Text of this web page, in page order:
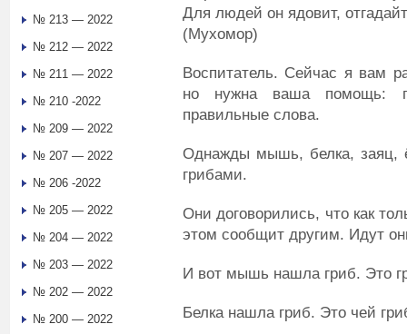
Для людей он ядовит,
(Мухомор)
Воспитатель. Сейчас я вам
но нужна ваша помощь:
правильные слова.
Однажды мышь, белка, заяц,
грибами.
Они договорились, что как
этом сообщит другим. Идут
И вот мышь нашла гриб. Это
Белка нашла гриб. Это чей
№ 213 — 2022
№ 212 — 2022
№ 211 — 2022
№ 210 -2022
№ 209 — 2022
№ 207 — 2022
№ 206 -2022
№ 205 — 2022
№ 204 — 2022
№ 203 — 2022
№ 202 — 2022
№ 200 — 2022